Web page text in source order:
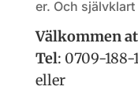
er. Och
Välkommen
Tel: 0709-188-
eller